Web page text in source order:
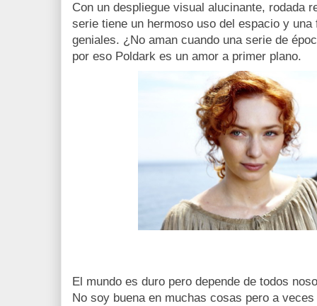
Con un despliegue visual alucinante,
serie tiene un hermoso uso del espacio y
geniales. ¿No aman cuando una serie de
por eso Poldark es un amor a primer plano.
El mundo es duro pero depende de todos
No soy buena en muchas cosas pero a